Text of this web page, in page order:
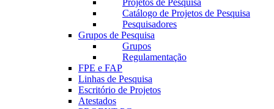
Projetos de Pesquisa
Catálogo de Projetos de Pesquisa
Pesquisadores
Grupos de Pesquisa
Grupos
Regulamentação
FPE e FAP
Linhas de Pesquisa
Escritório de Projetos
Atestados